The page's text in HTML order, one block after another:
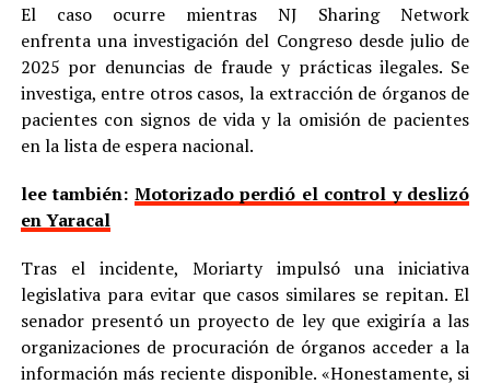
El caso ocurre mientras NJ Sharing Network
enfrenta una investigación del Congreso desde julio de
2025 por denuncias de fraude y prácticas ilegales. Se
investiga, entre otros casos, la extracción de órganos de
pacientes con signos de vida y la omisión de pacientes
en la lista de espera nacional.
lee también: Motorizado perdió el control y deslizó
en Yaracal
Tras el incidente, Moriarty impulsó una iniciativa
legislativa para evitar que casos similares se repitan. El
senador presentó un proyecto de ley que exigiría a las
organizaciones de procuración de órganos acceder a la
información más reciente disponible. «Honestamente, si